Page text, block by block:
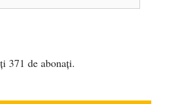
371 de abonați.